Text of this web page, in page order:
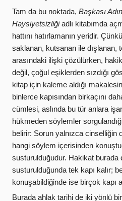
Tam da bu noktada, Başkası
Haysiyetsizliğiadlı kitabımda
hattını hatırlamanın yeridir.
saklanan, kutsanan ile dışlanan,
arasındaki ilişki çözülürken,
değil, çoğul eşiklerden sızdığı
kitap için kaleme aldığı
binlerce kapısından birkaçını
cümlesi, aslında bu tür anlara
hükmeden söylemler
belirir: Sorun yalnızca cinselliğin
hangi söylem içerisinden
susturulduğudur. Hakikat burada
susturulduğunda tek kapı kalır;
konuşabildiğinde ise birçok kapı
Burada ahlak tarihi de iki yönlü